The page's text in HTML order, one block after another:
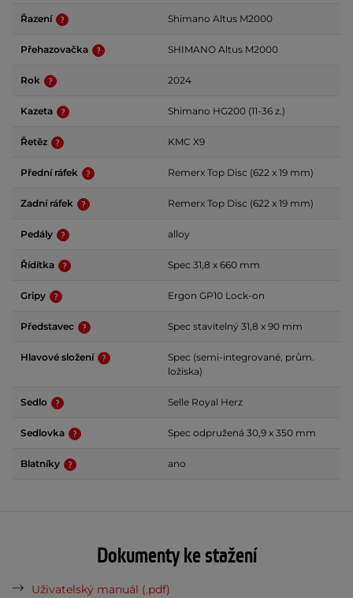
Řazení Shimano Altus M2000
Přehazovačka SHIMANO Altus M2000
Rok 2024
Kazeta Shimano HG200 (11-36 z.)
Řetěz KMC X9
Přední ráfek Remerx Top Disc (622 x 19 mm)
Zadní ráfek Remerx Top Disc (622 x 19 mm)
Pedály alloy
Řídítka Spec 31,8 x 660 mm
Gripy Ergon GP10 Lock-on
Představec Spec stavitelný 31,8 x 90 mm
Hlavové složení
Spec (semi-integrované, prům.
ložiska)
Sedlo Selle Royal Herz
Sedlovka Spec odpružená 30,9 x 350 mm
Blatníky ano
Dokumenty ke stažení
Uživatelský manuál (.pdf)